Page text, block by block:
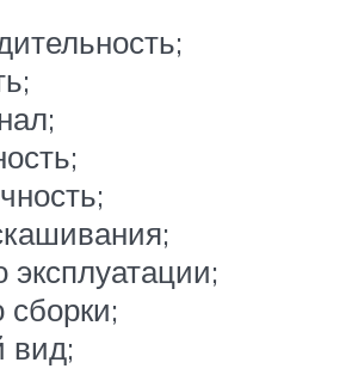
эксплуатации;
сборки;
вид;